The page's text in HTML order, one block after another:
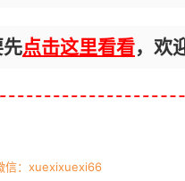
点击这里看看，欢
信：xuexixuexi66